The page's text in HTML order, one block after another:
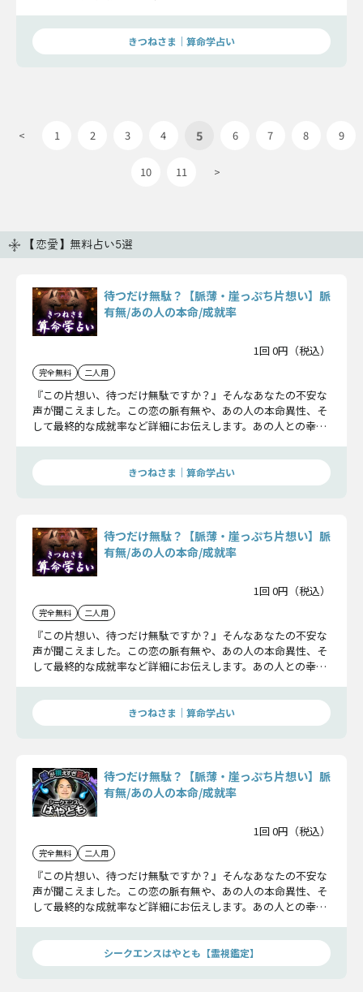
きつねさま｜算命学占い
< 1 2 3 4 5 6 7 8 9
10 11 >
【恋愛】無料占い5選
待つだけ無駄？【脈薄・崖っぷち片想い】脈
有無/あの人の本命/成就率
1回 0円（税込）
完全無料 二人用
『この片想い、待つだけ無駄ですか？』そんなあなたの不安な
声が聞こえました。この恋の脈有無や、あの人の本命異性、そ
して最終的な成就率など詳細にお伝えします。あの人との幸せ
きつねさま｜算命学占い
待つだけ無駄？【脈薄・崖っぷち片想い】脈
有無/あの人の本命/成就率
1回 0円（税込）
完全無料 二人用
『この片想い、待つだけ無駄ですか？』そんなあなたの不安な
声が聞こえました。この恋の脈有無や、あの人の本命異性、そ
して最終的な成就率など詳細にお伝えします。あの人との幸せ
きつねさま｜算命学占い
待つだけ無駄？【脈薄・崖っぷち片想い】脈
有無/あの人の本命/成就率
1回 0円（税込）
完全無料 二人用
『この片想い、待つだけ無駄ですか？』そんなあなたの不安な
声が聞こえました。この恋の脈有無や、あの人の本命異性、そ
して最終的な成就率など詳細にお伝えします。あの人との幸せ
シークエンスはやとも【霊視鑑定】